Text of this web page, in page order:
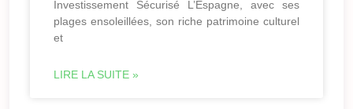
Investissement Sécurisé L’Espagne, avec ses
plages ensoleillées, son riche patrimoine culturel
et
LIRE LA SUITE »